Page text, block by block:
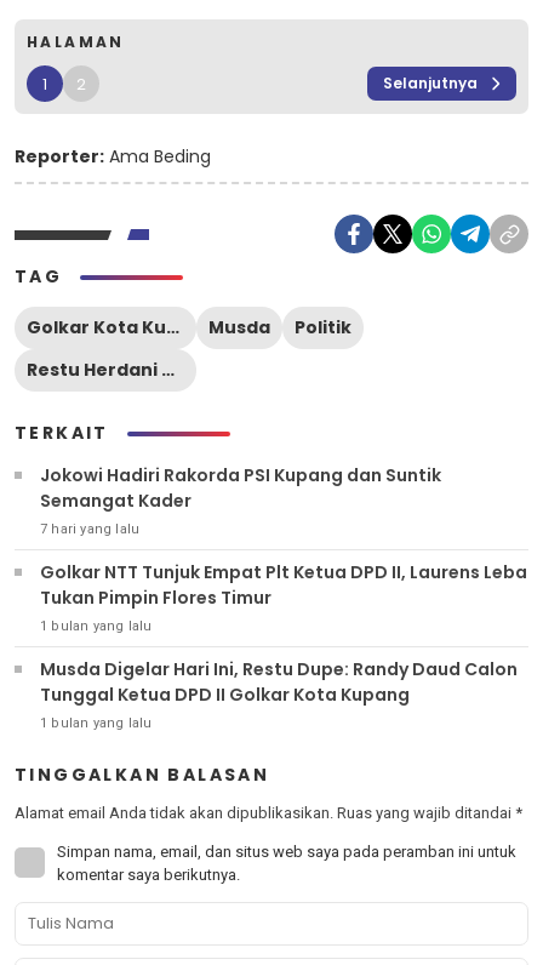
HALAMAN
1 2 Selanjutnya
Reporter: Ama Beding
TAG
Golkar Kota Kupang Musda
Politik
Restu Herdani Baptista Dupe
TERKAIT
Jokowi Hadiri Rakorda PSI Kupang dan Suntik
Semangat Kader
7 hari yang lalu
Golkar NTT Tunjuk Empat Plt Ketua DPD II, Laurens Leba
Tukan Pimpin Flores Timur
1 bulan yang lalu
Musda Digelar Hari Ini, Restu Dupe: Randy Daud Calon
Tunggal Ketua DPD II Golkar Kota Kupang
1 bulan yang lalu
TINGGALKAN BALASAN
Alamat email Anda tidak akan dipublikasikan. Ruas yang wajib ditandai *
Simpan nama, email, dan situs web saya pada peramban ini untuk
komentar saya berikutnya.